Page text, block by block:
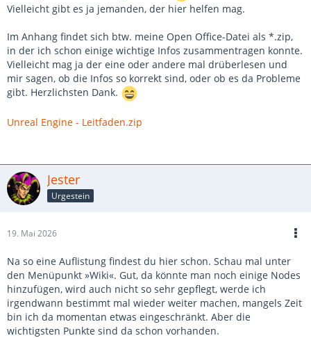
Vielleicht gibt es ja jemanden, der hier helfen mag.
Im Anhang findet sich btw. meine Open Office-Datei als *.zip,
in der ich schon einige wichtige Infos zusammentragen konnte.
Vielleicht mag ja der eine oder andere mal drüberlesen und
mir sagen, ob die Infos so korrekt sind, oder ob es da Probleme
gibt. Herzlichsten Dank.
Unreal Engine - Leitfaden.zip
Jester
Urgestein
19. Mai 2026
Na so eine Auflistung findest du hier schon. Schau mal unter
den Menüpunkt »Wiki«. Gut, da könnte man noch einige Nodes
hinzufügen, wird auch nicht so sehr gepflegt, werde ich
irgendwann bestimmt mal wieder weiter machen, mangels Zeit
bin ich da momentan etwas eingeschränkt. Aber die
wichtigsten Punkte sind da schon vorhanden.